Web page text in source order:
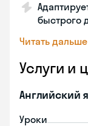
быстрого
Читать дальше
Услуги и
Английский
Уроки